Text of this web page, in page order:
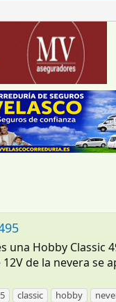
Hobby Classic
de la nevera se
classic hobby